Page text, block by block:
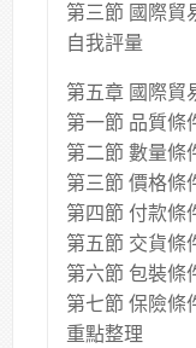
第三節 國際貿
自我評量
第五章 國際貿
第一節 品質條
第二節 數量條
第三節 價格條
第四節 付款條
第五節 交貨條
第六節 包裝條
第七節 保險條
重點整理